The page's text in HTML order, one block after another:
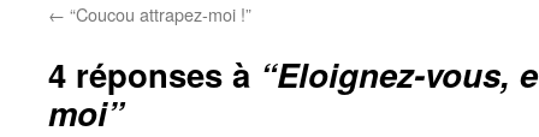
← “Coucou attrapez-moi !”
4 réponses à “Eloignez-vous,
moi”